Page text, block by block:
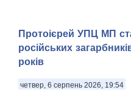
Протоієрей УПЦ МП
російських
років
четвер, 6 серпень 2026, 19:54